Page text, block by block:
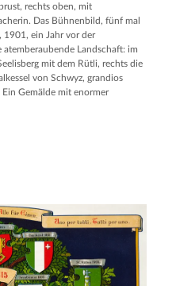
rechts oben, mit
Das Bühnenbild, fünf mal
1901, ein Jahr vor der
atemberaubende Landschaft: im
mit dem Rütli, rechts die
von Schwyz, grandios
Gemälde mit enormer